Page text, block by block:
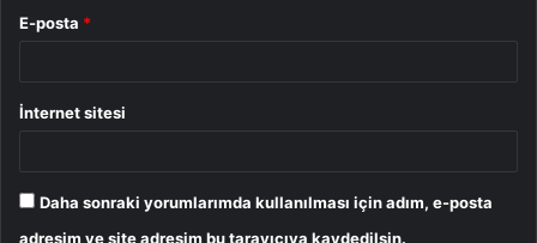
E-posta *
İnternet sitesi
Daha sonraki yorumlarımda kullanılması için adım, e-posta
adresim ve site adresim bu tarayıcıya kaydedilsin.